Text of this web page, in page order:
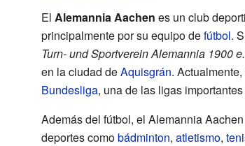
El Alemannia Aachen es un club
principalmente por su equipo defútbol.
Turn- und Sportverein Alemannia 1900
en la ciudad deAquisgrán.
Bundesliga, una de las ligas
Además del fútbol, el Alemannia
deportes comobádminton, atletismo,